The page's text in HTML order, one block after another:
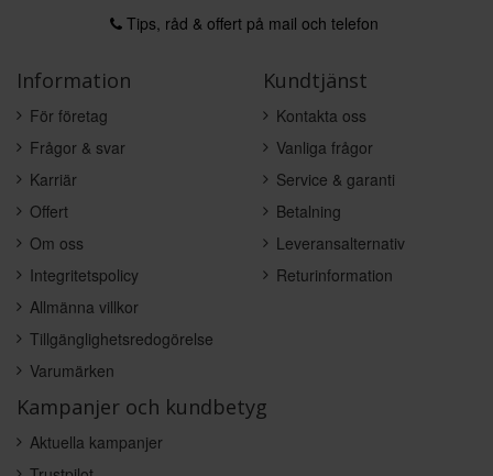
Tips, råd & offert på mail och telefon
Information
För företag
Frågor & svar
Karriär
Offert
Om oss
Integritetspolicy
Allmänna villkor
Tillgänglighetsredogörelse
Varumärken
Kundtjänst
Kontakta oss
Vanliga frågor
Service & garanti
Betalning
Leveransalternativ
Returinformation
Kampanjer och kundbetyg
Aktuella kampanjer